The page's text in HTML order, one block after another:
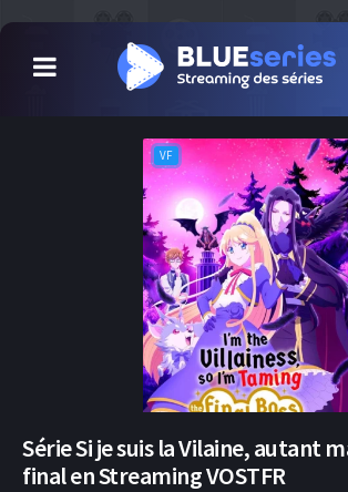
VF
Série Si je suis la Vilaine, autant
final en Streaming VOSTFR